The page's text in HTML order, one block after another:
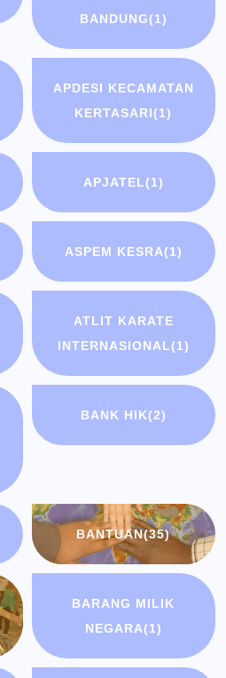
BANDUNG(1)
APDESI KECAMATAN
KERTASARI(1)
APJATEL(1)
ASPEM KESRA(1)
ATLIT KARATE
INTERNASIONAL(1)
BANK HIK(2)
BANTUAN(35)
BARANG MILIK
NEGARA(1)